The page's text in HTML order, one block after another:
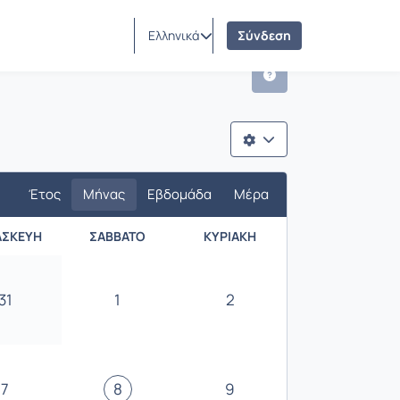
Ελληνικά Σύνδεση
Έτος Μήνας Εβδομάδα Μέρα
ΣΆΒΒΑΤΟ ΚΥΡΙΑΚΉ
31 1 2
7 8 9